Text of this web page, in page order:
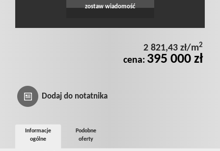
zostaw wiadomość
2 821,43 zł/m2
cena: 395 000 zł
Dodaj do notatnika
Informacje
ogólne
Podobne
oferty